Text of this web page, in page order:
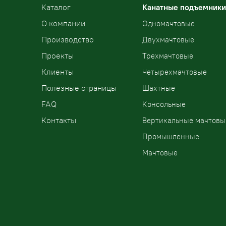
Kаталог
О компании
Производство
Проекты
Клиенты
Полезные страницы
FAQ
Контакты
Канатные подъемники
Одномачтовые
Двухмачтовые
Трехмачтовые
Четырехмачтовые
Шахтные
Консольные
Вертикальные
Промышленные
Мачтовые